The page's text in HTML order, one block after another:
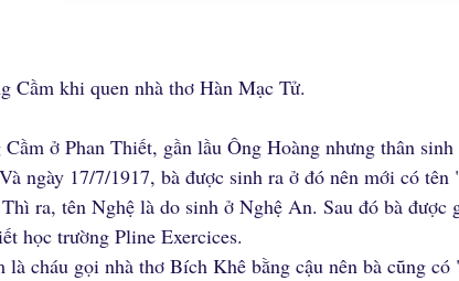
Cầm khi quen nhà thơ Hàn Mạc Tử.
ở Phan Thiết, gần lầu Ông Hoàng nhưng thân
ngày 17/7/1917, bà được sinh ra ở đó nên mới có
ra, tên Nghệ là do sinh ở Nghệ An. Sau đó bà được
học trường Pline Exercices.
là cháu gọi nhà thơ Bích Khê bằng cậu nên bà cũng